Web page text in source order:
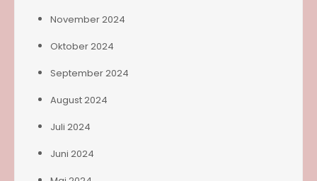
November 2024
Oktober 2024
September 2024
August 2024
Juli 2024
Juni 2024